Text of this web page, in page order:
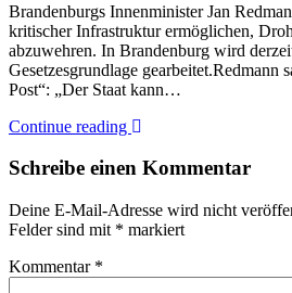
Brandenburgs Innenminister Jan
kritischer Infrastruktur ermöglichen,
abzuwehren. In Brandenburg wird
Gesetzesgrundlage gearbeitet.Redmann
Post“: „Der Staat kann…
Continue reading
Schreibe einen Kommentar
Deine E-Mail-Adresse wird nicht
Felder sind mit * markiert
Kommentar *